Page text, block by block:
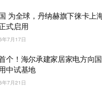
为全球，丹纳赫旗下徕卡上
式启用
年7月17日
个！海尔承建家居家电方向
中试基地
年7月21日